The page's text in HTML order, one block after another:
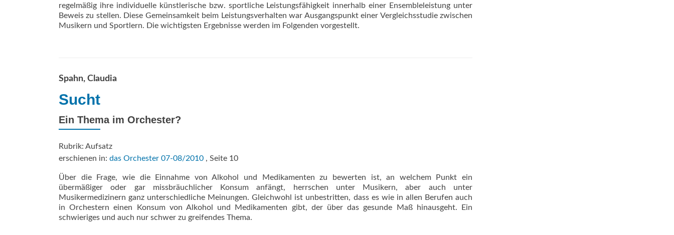
regelmäßig ihre individuelle künstlerische bzw. sportliche Leistungsfähigkeit innerhalb einer Ensembleleistung unter
Beweis zu stellen. Diese Gemeinsamkeit beim Leistungsverhalten war Ausgangspunkt einer Vergleichsstudie zwischen
Musikern und Sportlern. Die wichtigsten Ergebnisse werden im Folgenden vorgestellt.
Spahn, Claudia
Sucht
Ein Thema im Orchester?
Rubrik: Aufsatz
erschienen in: das Orchester 07-08/2010 , Seite 10
Über die Frage, wie die Einnahme von Alkohol und Medikamenten zu bewerten ist, an welchem Punkt ein
übermäßiger oder gar missbräuchlicher Konsum anfängt, herrschen unter Musikern, aber auch unter
Musikermedizinern ganz unterschiedliche Meinungen. Gleichwohl ist unbestritten, dass es wie in allen Berufen auch
in Orchestern einen Konsum von Alkohol und Medikamenten gibt, der über das gesunde Maß hinausgeht. Ein
schwieriges und auch nur schwer zu greifendes Thema.